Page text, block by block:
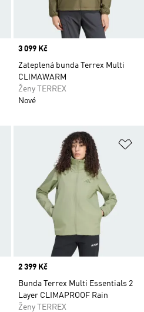
Price
3 099 Kč
Zateplená bunda Terrex Multi
CLIMAWARM
Ženy TERREX
Nové
Přidat do seznamu přání
Price
2 399 Kč
Bunda Terrex Multi Essentials 2
Layer CLIMAPROOF Rain
Ženy TERREX